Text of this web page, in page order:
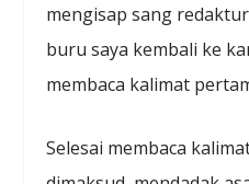
mengisap sang
buru saya kembali ke
membaca kalimat
Selesai membaca